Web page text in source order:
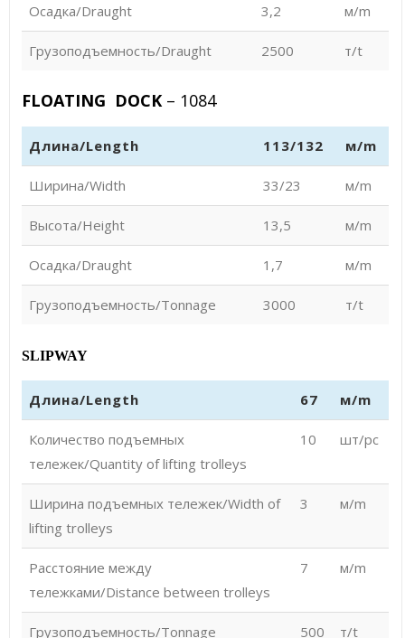
Осадка/Draught 3,2 м/m
Грузоподъемность/Draught 2500 т/t
FLOATING DOCK– 1084
Длина/Length 113/132 м/m
Ширина/Width 33/23 м/m
Высота/Height 13,5 м/m
Осадка/Draught 1,7 м/m
Грузоподъемность/Tonnage 3000 т/t
SLIPWAY
Длина/Length 67 м/m
Количество подъемных
тележек/Quantity of lifting trolleys
10 шт/pc
Ширина подъемных тележек/Width of
lifting trolleys
3 м/m
Расстояние между
тележками/Distance between trolleys
7 м/m
Грузоподъемность/Tonnage 500 т/t